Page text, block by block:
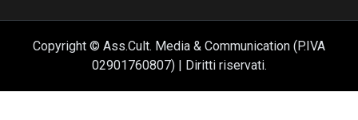
Copyright © Ass.Cult. Media & Communication (P.IVA
02901760807) | Diritti riservati.